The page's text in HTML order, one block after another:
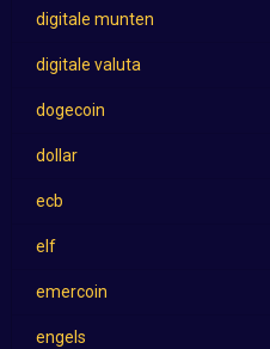
digitale munten
digitale valuta
dogecoin
dollar
ecb
elf
emercoin
engels